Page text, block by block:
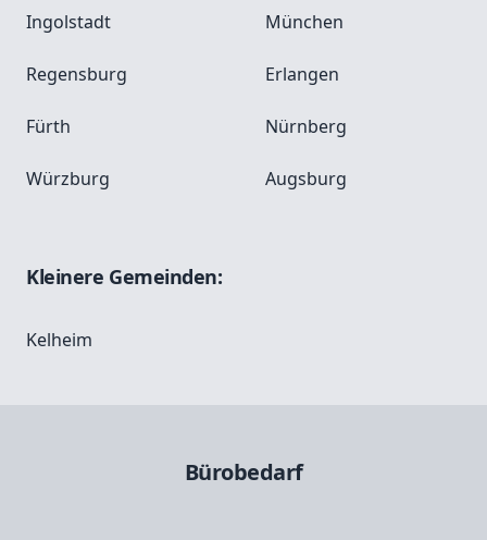
Ingolstadt München
Regensburg Erlangen
Fürth Nürnberg
Würzburg Augsburg
Kleinere Gemeinden:
Kelheim
Bürobedarf